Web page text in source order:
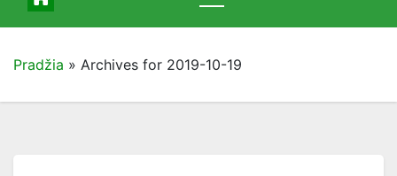
Pradžia » Archives for 2019-10-19